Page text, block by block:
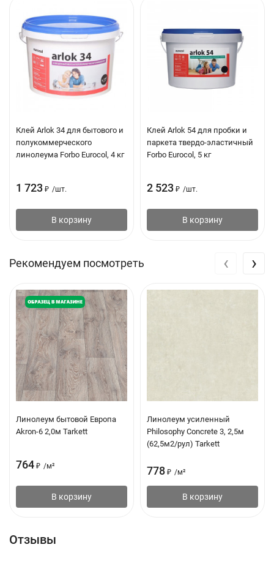
Клей Arlok 34 для бытового и
полукоммерческого
линолеума Forbo Eurocol, 4 кг
1 723 ₽ /шт.
В корзину
Клей Arlok 54 для пробки и
паркета твердо-эластичный
Forbo Eurocol, 5 кг
2 523 ₽ /шт.
В корзину
Рекомендуем посмотреть
Линолеум бытовой Европа
Akron-6 2,0м Tarkett
764 ₽ /м²
В корзину
Линолеум усиленный
Philosophy Concrete 3, 2,5м
(62,5м2/рул) Tarkett
778 ₽ /м²
В корзину
‹ ›
Отзывы